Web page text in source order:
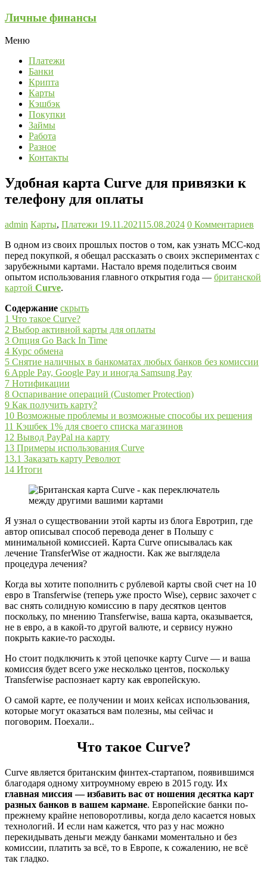
Перейти
содержимому
Личные финансы
Меню
Платежи
Банки
Крипта
Карты
Кэшбэк
Покупки
Займы
Работа
Разное
Контакты
Удобная карта Curve для привязки к
телефону для оплаты
admin Карты, Платежи 19.11.202115.08.2024 0 Комментариев
В одном из своих прошлых постов о том, как узнать MCC-код
перед покупкой, я обещал рассказать о своих экспериментах с
зарубежными картами. Настало время поделиться своим
опытом использования главного открытия года — британской
картой Curve.
Содержание скрыть
1 Что такое Curve?
2 Выбор активной карты для оплаты
3 Опция Go Back In Time
4 Курс обмена
5 Снятие наличных в банкоматах любых банков без комиссии
6 Apple Pay, Google Pay и иногда Samsung Pay
7 Нотификации
8 Оспаривание операций (Customer Protection)
9 Как получить карту?
10 Возможные проблемы и возможные способы их решения
11 Кэшбек 1% для своего списка магазинов
12 Вывод PayPal на карту
13 Примеры использования Curve
13.1 Заказать карту Револют
14 Итоги
Я узнал о существовании этой карты из блога Евротрип, где
автор описывал способ перевода денег в Польшу с
минимальной комиссией. Карта Curve описывалась как
лечение TransferWise от жадности. Как же выглядела
процедура лечения?
Когда вы хотите пополнить с рублевой карты свой счет на 10
евро в Transferwise (теперь уже просто Wise), сервис захочет с
вас снять солидную комиссию в пару десятков центов
поскольку, по мнению Transferwise, ваша карта, оказывается,
не в евро, а в какой-то другой валюте, и сервису нужно
покрыть какие-то расходы.
Но стоит подключить к этой цепочке карту Curve — и ваша
комиссия будет всего уже несколько центов, поскольку
Transferwise распознает карту как европейскую.
О самой карте, ее получении и моих кейсах использования,
которые могут оказаться вам полезны, мы сейчас и
поговорим. Поехали..
Что такое Curve?
Curve является британским финтех-стартапом, появившимся
благодаря одному хитроумному еврею в 2015 году. Их
главная миссия — избавить вас от ношения десятка карт
разных банков в вашем кармане. Европейские банки по-
прежнему крайне неповоротливы, когда дело касается новых
технологий. И если нам кажется, что раз у нас можно
перекидывать деньги между банками моментально и без
комиссии, платить за всё, то в Европе, к сожалению, не всё
так гладко.